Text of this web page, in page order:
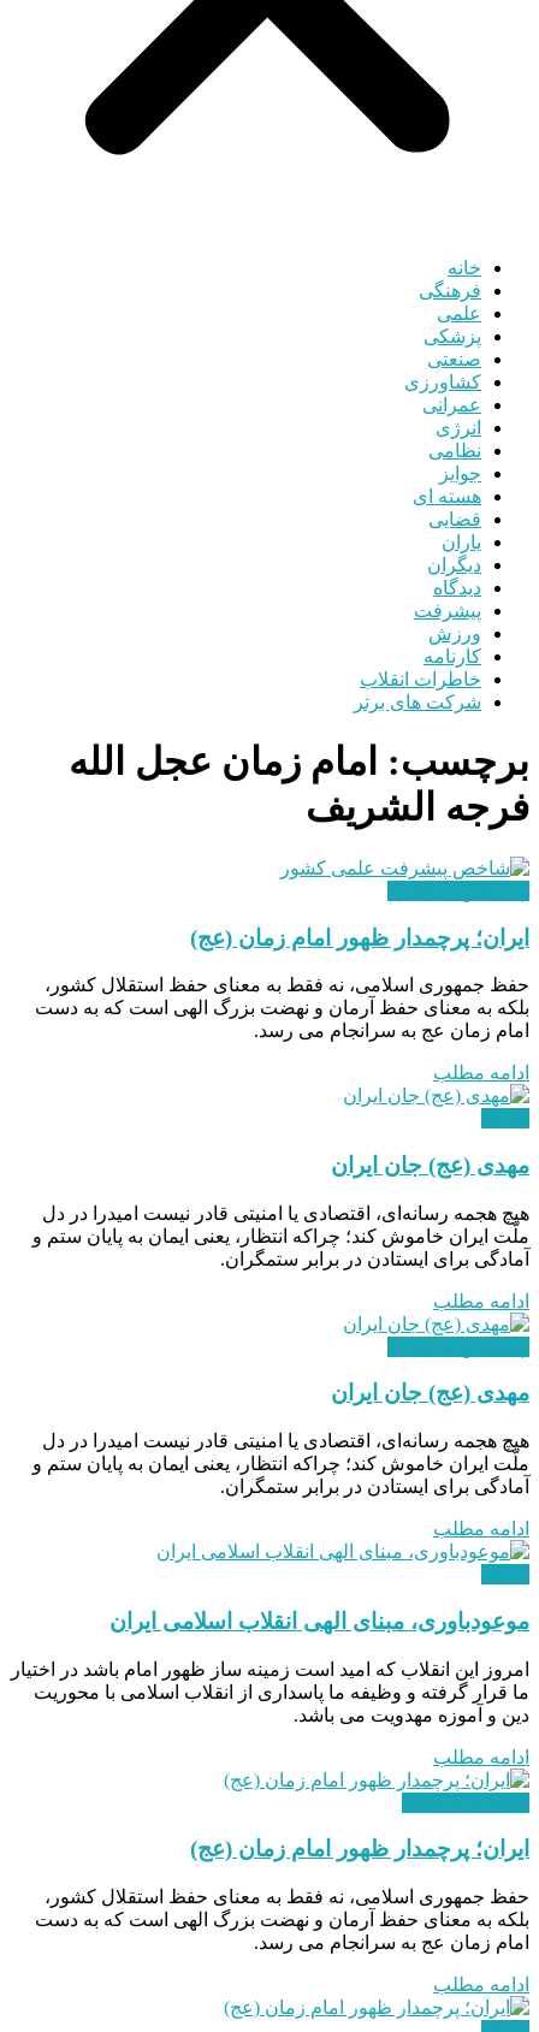
خانه
فرهنگی
علمی
پزشکی
صنعتی
کشاورزی
عمرانی
انرژی
نظامی
جوایز
هسته ای
قضایی
یاران
دیگران
دیدگاه
پیشرفت
ورزش
کارنامه
خاطرات انقلاب
شرکت های برتر
برچسب: امام زمان عجل الله
فرجه الشریف
ایران؛ پرچمدار ظهور امام زمان (عج)
حفظ جمهوری اسلامی، نه فقط به معنای حفظ استقلال کشور،
بلکه به معنای حفظ آرمان و نهضت بزرگ الهی است که به دست
امام زمان عج به سرانجام می رسد.
ادامه مطلب
مهدی (عج) جان ایران
هیچ هجمه رسانه‌ای، اقتصادی یا امنیتی‌ قادر نیست امیدرا در دل
ملّت ایران خاموش کند؛ چراکه انتظار، یعنی ایمان به پایان ستم و
آمادگی برای ایستادن در برابر ستمگران.
ادامه مطلب
مهدی (عج) جان ایران
هیچ هجمه رسانه‌ای، اقتصادی یا امنیتی‌ قادر نیست امیدرا در دل
ملّت ایران خاموش کند؛ چراکه انتظار، یعنی ایمان به پایان ستم و
آمادگی برای ایستادن در برابر ستمگران.
ادامه مطلب
موعودباوری، مبنای الهی انقلاب اسلامی ایران
امروز این انقلاب که امید است زمینه ساز ظهور امام باشد در اختیار
ما قرار گرفته و وظیفه ما پاسداری از انقلاب اسلامی با محوریت
دین و آموزه مهدویت می باشد.
ادامه مطلب
ایران؛ پرچمدار ظهور امام زمان (عج)
حفظ جمهوری اسلامی، نه فقط به معنای حفظ استقلال کشور،
بلکه به معنای حفظ آرمان و نهضت بزرگ الهی است که به دست
امام زمان عج به سرانجام می رسد.
ادامه مطلب